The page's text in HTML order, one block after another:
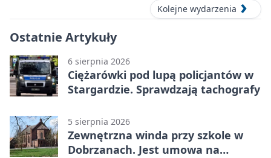
Kolejne wydarzenia
Ostatnie Artykuły
6 sierpnia 2026
Ciężarówki pod lupą policjantów w
Stargardzie. Sprawdzają tachografy
5 sierpnia 2026
Zewnętrzna winda przy szkole w
Dobrzanach. Jest umowa na